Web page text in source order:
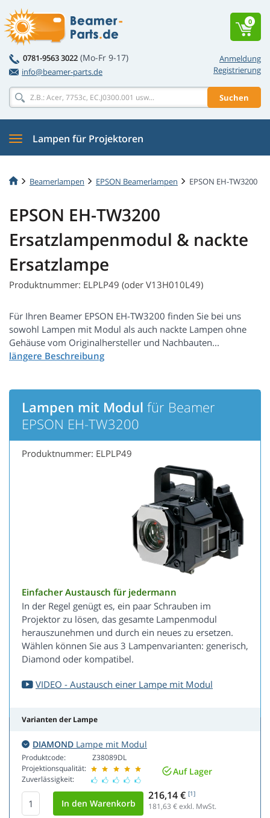
Anmeldung
Registrierung
0781-9563 3022 (Mo-Fr 9-17)
info@beamer-parts.de
Suchen
0
Lampen für Projektoren
Beamerlampen EPSON Beamerlampen EPSON EH-TW3200
EPSON EH-TW3200
Ersatzlampenmodul & nackte
Ersatzlampe
Produktnummer: ELPLP49 (oder V13H010L49)
Für Ihren Beamer EPSON EH-TW3200 finden Sie bei uns
sowohl Lampen mit Modul als auch nackte Lampen ohne
Gehäuse vom Originalhersteller und Nachbauten...
Lampen mit Modul für Beamer
EPSON EH-TW3200
Produktnummer: ELPLP49
Einfacher Austausch für jedermann
In der Regel genügt es, ein paar Schrauben im
Projektor zu lösen, das gesamte Lampenmodul
herauszunehmen und durch ein neues zu ersetzen.
Wählen können Sie aus 3 Lampenvarianten: generisch,
Diamond oder kompatibel.
VIDEO - Austausch einer Lampe mit Modul
Varianten der Lampe
DIAMOND Lampe mit Modul
Produktcode:
Projektionsqualität:
Zuverlässigkeit:
Z38089DL
Auf Lager
216,14 € [1]
181,63 € exkl. MwSt.